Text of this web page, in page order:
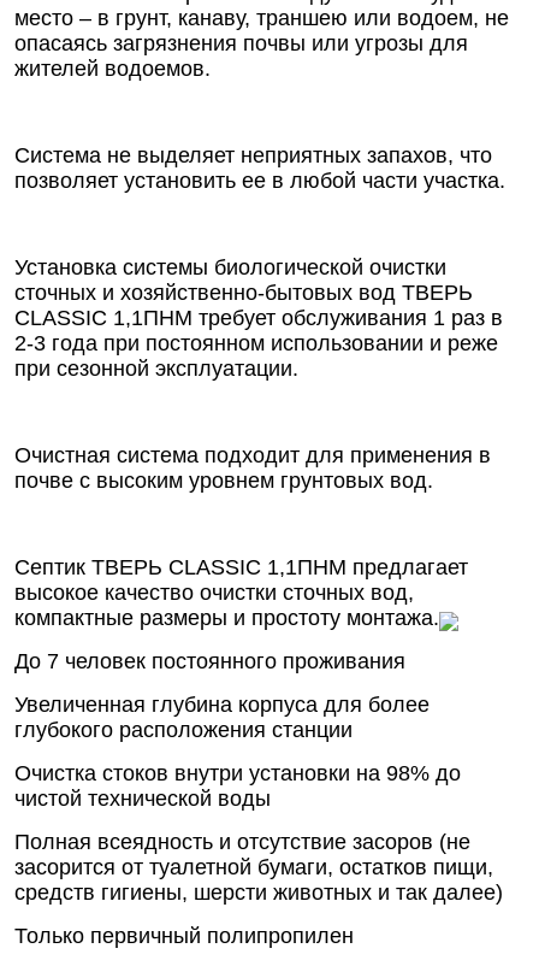
место – в грунт, канаву, траншею или водоем, не
опасаясь загрязнения почвы или угрозы для
жителей водоемов.
Система не выделяет неприятных запахов, что
позволяет установить ее в любой части участка.
Установка системы биологической очистки
сточных и хозяйственно-бытовых вод ТВЕРЬ
CLASSIC 1,1ПНМ требует обслуживания 1 раз в
2-3 года при постоянном использовании и реже
при сезонной эксплуатации.
Очистная система подходит для применения в
почве с высоким уровнем грунтовых вод.
Септик ТВЕРЬ CLASSIC 1,1ПНМ предлагает
высокое качество очистки сточных вод,
компактные размеры и простоту монтажа.
До 7 человек постоянного проживания
Увеличенная глубина корпуса для более
глубокого расположения станции
Очистка стоков внутри установки на 98% до
чистой технической воды
Полная всеядность и отсутствие засоров (не
засорится от туалетной бумаги, остатков пищи,
средств гигиены, шерсти животных и так далее)
Только первичный полипропилен